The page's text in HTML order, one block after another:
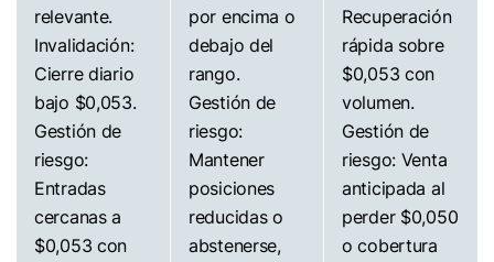
relevante.
Invalidación:
Cierre diario
bajo $0,053.
Gestión de
riesgo:
Entradas
cercanas a
$0,053 con
por encima o
debajo del
rango.
Gestión de
riesgo:
Mantener
posiciones
reducidas o
abstenerse,
Recuperación
rápida sobre
$0,053 con
volumen.
Gestión de
riesgo: Venta
anticipada al
perder $0,050
o cobertura